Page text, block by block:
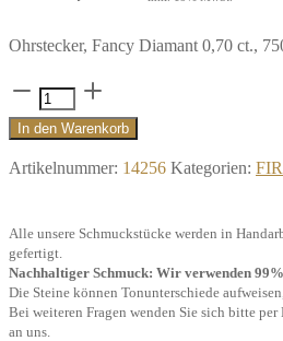
Ohrstecker, Fancy Diamant 0,70 ct.,
Ohrstecker
Somerset
Diamond
ct.,
750/-
Weißgold
unrhodiniert"
In den Warenkorb
Artikelnummer: 14256 Kategorien:
Alle unsere Schmuckstücke werden in
gefertigt.
Nachhaltiger Schmuck: Wir verwenden
Die Steine können Tonunterschiede
Bei weiteren Fragen wenden Sie sich bitte
an uns.